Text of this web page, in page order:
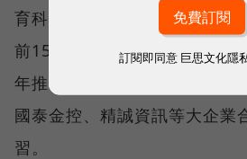
育科技權威機構HolonIQ評選
前150最具創新與發展性的教
年推出Hahow for Business，
國泰金控、精誠資訊等大企業
習。
訂閱即同意 巨思文化隱